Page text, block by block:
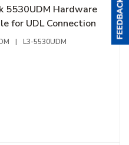
5530UDM Hardware
for UDL Connection
| L3-5530UDM